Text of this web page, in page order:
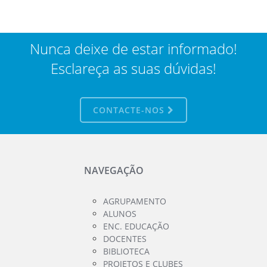
Nunca deixe de estar informado!
Esclareça as suas dúvidas!
CONTACTE-NOS
NAVEGAÇÃO
AGRUPAMENTO
ALUNOS
ENC. EDUCAÇÃO
DOCENTES
BIBLIOTECA
PROJETOS E CLUBES